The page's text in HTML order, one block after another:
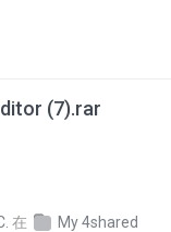
(7).rar
在 My 4shared